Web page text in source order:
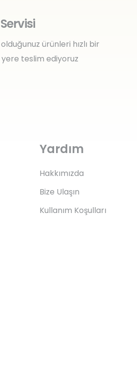
ürünleri hızlı bir
teslim ediyoruz
Yardım
Hakkımızda
Bize Ulaşın
Kullanım Koşulları